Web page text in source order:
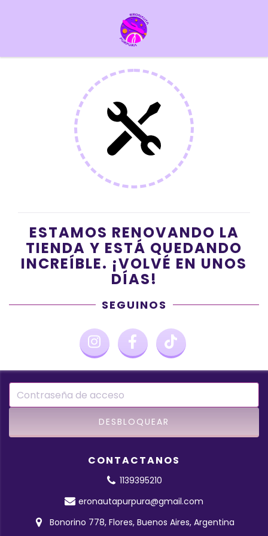
ESTAMOS RENOVANDO LA
TIENDA Y ESTÁ QUEDANDO
INCREÍBLE. ¡VOLVÉ EN UNOS
DÍAS!
SEGUINOS
CONTACTANOS
1139395210
eronautapurpura@gmail.com
Bonorino 778, Flores, Buenos Aires, Argentina